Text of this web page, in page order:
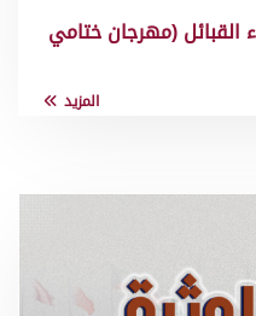
القبائل (مهرجان ختامي
المزيد